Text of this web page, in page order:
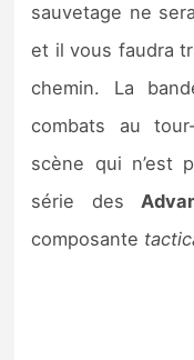
sauvetage ne
et il vous faudra
chemin. La
combats au
scène qui n’est
série des
composante